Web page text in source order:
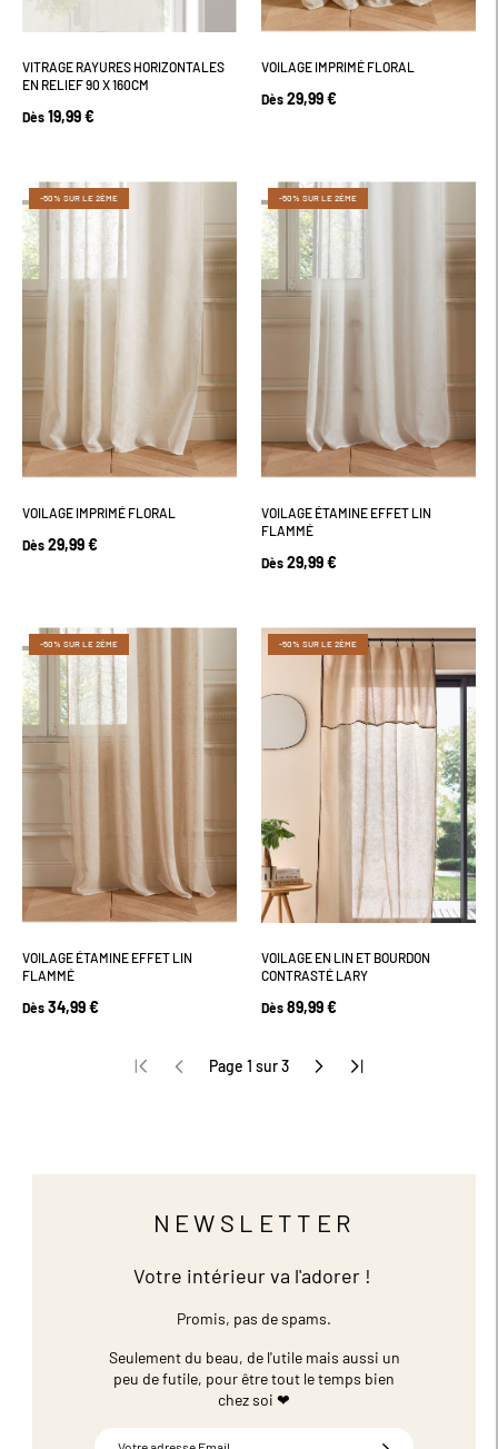
VITRAGE RAYURES HORIZONTALES
EN RELIEF 90 X 160CM
Dès 19,99 €
VOILAGE IMPRIMÉ FLORAL
Dès 29,99 €
-50% SUR LE 2ÈME
VOILAGE IMPRIMÉ FLORAL
Dès 29,99 €
-50% SUR LE 2ÈME
VOILAGE ÉTAMINE EFFET LIN
FLAMMÉ
Dès 29,99 €
-50% SUR LE 2ÈME
VOILAGE ÉTAMINE EFFET LIN
FLAMMÉ
Dès 34,99 €
-50% SUR LE 2ÈME
VOILAGE EN LIN ET BOURDON
CONTRASTÉ LARY
Dès 89,99 €
Page 1 sur 3
NEWSLETTER
Votre intérieur va l'adorer !
Promis, pas de spams.
Seulement du beau, de l'utile mais aussi un
peu de futile, pour être tout le temps bien
chez soi ❤